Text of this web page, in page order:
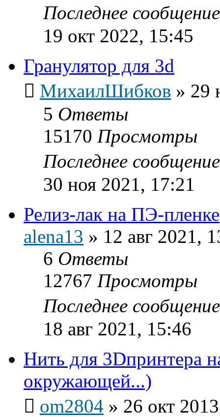
Последнее
19 окт 2022, 15:45
Гранулятор для 3d
МихаилШибков » 29
5 Ответы
15170 Просмотры
Последнее
30 ноя 2021, 17:21
Релиз-лак на ПЭ-пленке
alena13 » 12 авг 2021,
6 Ответы
12767 Просмотры
Последнее
18 авг 2021, 15:46
Нить для 3Dпринтера
окружающей...)
om2804 » 26 окт